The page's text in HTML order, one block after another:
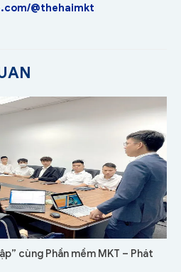
@thehaimkt
cùng Phần mềm MKT – Phát